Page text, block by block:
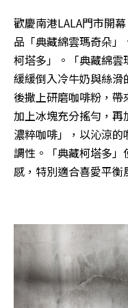
歡慶南港LALA門市開
品「典藏綿雲瑪奇朵
柯塔多」。「典藏綿雲
緩緩倒入冷牛奶與絲
後撒上研磨咖啡粉，
加上冰塊充分搖勻，
濃粹咖啡」，以沁涼
調性。「典藏柯塔多
感，特別適合喜愛平衡